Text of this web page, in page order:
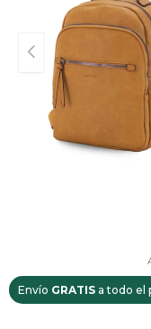
Envío GRATIS a todo el